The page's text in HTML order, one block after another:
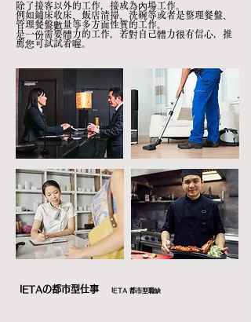
除了接客以外的工作，接成為內場工作。
例如鋪床收床、飯店清掃、洗碗等或者是整理餐盤、
管理餐盤數量等多方面性質的工作。
是一份需要體力的工作，若對自己體力很有信心，推
薦您可試試看喔。
IETAの都市型仕事 IETA 都市型職缺